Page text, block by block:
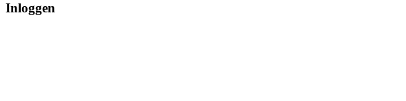
Inloggen